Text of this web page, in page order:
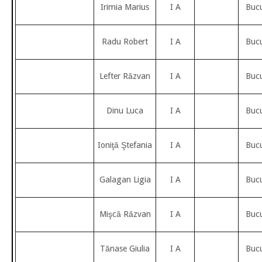
Irimia Marius I A
Radu Robert I A
Lefter Răzvan I A
Dinu Luca I A
Ioniţă Ştefania I A
Galagan Ligia I A
Mişcă Răzvan I A
Tănase Giulia I A